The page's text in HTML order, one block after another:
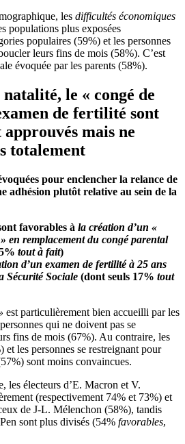
les difficultés économiques
populations plus exposées
populaires (59%) et les personnes
leurs fins de mois (58%). C’est
évoquée par les parents (58%).
le « congé de
de fertilité sont
mais ne
totalement
pour enclencher la relance de
adhésion plutôt relative au sein de la
favorables à la création d’un «
en remplacement du congé parental
tout à fait)
d’un examen de fertilité à 25 ans
Sécurité Sociale (dont seuls 17% tout
est particulièrement bien accueilli par les
qui ne doivent pas se
fins de mois (67%). Au contraire, les
et les personnes se restreignant pour
sont moins convaincues.
les électeurs d’E. Macron et V.
(respectivement 74% et 73%) et
de J-L. Mélenchon (58%), tandis
sont plus divisés (54% favorables,